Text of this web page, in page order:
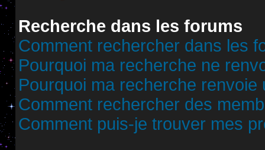
Recherche dans les forums
Comment rechercher dans les
Pourquoi ma recherche ne
Pourquoi ma recherche renvoie
Comment rechercher des
Comment puis-je trouver mes